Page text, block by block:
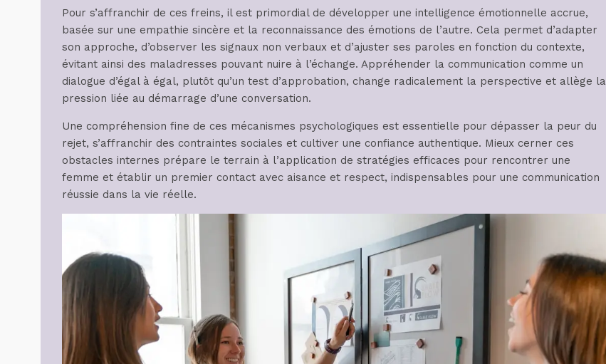
Pour s’affranchir de ces freins, il est primordial de développer une intelligence émotionnelle accrue,
basée sur une empathie sincère et la reconnaissance des émotions de l’autre. Cela permet d’adapter
son approche, d’observer les signaux non verbaux et d’ajuster ses paroles en fonction du contexte,
évitant ainsi des maladresses pouvant nuire à l’échange. Appréhender la communication comme un
dialogue d’égal à égal, plutôt qu’un test d’approbation, change radicalement la perspective et allège la
pression liée au démarrage d’une conversation.
Une compréhension fine de ces mécanismes psychologiques est essentielle pour dépasser la peur du
rejet, s’affranchir des contraintes sociales et cultiver une confiance authentique. Mieux cerner ces
obstacles internes prépare le terrain à l’application de stratégies efficaces pour rencontrer une
femme et établir un premier contact avec aisance et respect, indispensables pour une communication
réussie dans la vie réelle.